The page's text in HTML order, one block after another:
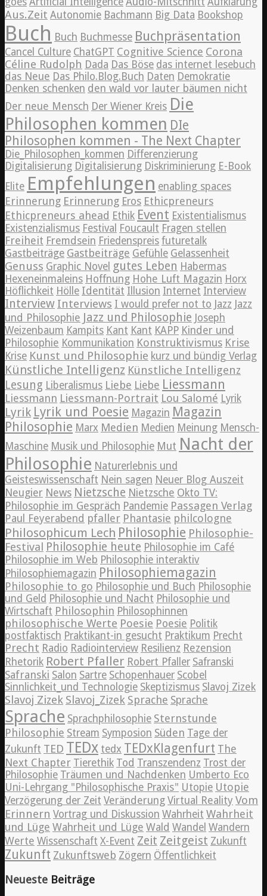
Aus.Zeit Autonomie Bachmann Big Data Bookshop
Buch Buch Buchmesse Buchpräsentation
Cancel Culture ChatGPT Cognitive Science Corona
Céline Rudolph Dada Das Böse das internet lesebuch
das Neue Das Philo.Blog.Buch Daten Demokratie
Denken schenken den wald vor lauter bäumen nicht
Der neue Mensch Der Wiener Kreis Die
Philosophen kommen DIe
Philosophen kommen - The Next Chapter
Die_Philosophen_kommen Differenzierung
Digitalisierung Digitalisierung Diskriminierung E-Book
Elite Empfehlungen enabling spaces
Erinnerung Erinnerung Eros Ethicpreneurs
Ethicpreneurs ahead Ethik Event Existentialismus
Existenzialismus Festival Foucault Fragen stellen
Freiheit Fremdsein Friedenspreis futuretalk
Gastbeiträge Gastbeiträge Gefühle Gelassenheit
Genuss Graphic Novel gutes Leben Habermas
Hexeneinmaleins Hoffnung Hohe Luft Magazin Horx
Höflichkeit Hölle Identität Illusion Internet Interview
Interview Interviews I would prefer not to Jazz Jazz
und Philosophie Jazz und Philosophie Joseph
Weizenbaum Kampits Kant Kant KAPP Kinder und
Philosophie Kommunikation Konstruktivismus Krise
Krise Kunst und Philosophie kurz und bündig Verlag
Künstliche Intelligenz Künstliche Intelligenz
Lesung Liberalismus Liebe Liebe Liessmann
Liessmann Liessmann-Portrait Lou Salomé Lyrik
Lyrik Lyrik und Poesie Magazin Magazin
Philosophie Marx Medien Medien Meinung Mensch-
Maschine Musik und Philosophie Mut Nacht der
Philosophie Naturerlebnis und
Geisteswissenschaft Nein sagen Neuer Blog Auszeit
Neugier News Nietzsche Nietzsche Okto TV:
Philosophie im Gespräch Pandemie Passagen Verlag
Paul Feyerabend pfaller Phantasie philcologne
Philosophicum Lech Philosophie Philosophie-
Festival Philosophie heute Philosophie im Café
Philosophie im Web Philosophie interaktiv
Philosophiemagazin Philosophiemagazin
Philosophie to go Philosophie und Buch Philosophie
und Geld Philosophie und Nacht Philosophie und
Wirtschaft Philosophin Philosophinnen
philosophische Werte Poesie Poesie Politik
postfaktisch Praktikant-in gesucht Praktikum Precht
Precht Radio Radiointerview Resilienz Rezension
Rhetorik Robert Pfaller Robert Pfaller Safranski
Safranski Salon Sartre Schopenhauer Scobel
Sinnlichkeit_und Technologie Skeptizismus Slavoj Zizek
Slavoj Zizek Slavoj_Zizek Sprache Sprache
Sprache Sprachphilosophie Sternstunde
Philosophie Stream Symposion Süden Tage der
Zukunft TED TEDx tedx TEDxKlagenfurt The
Next Chapter Tierethik Tod Transzendenz Trost der
Philosophie Träumen und Nachdenken Umberto Eco
Uni-Lehrgang "Philosophische Praxis" Utopie Utopie
Verzögerung der Zeit Veränderung Virtual Reality Vom
Erinnern Vortrag und Diskussion Wahrheit Wahrheit
und Lüge Wahrheit und Lüge Wald Wandel Wandern
Werte Wissenschaft X-Event Zeit Zeitgeist Zukunft
Zukunft Zukunftsweb Zögern Öffentlichkeit
Neueste Beiträge